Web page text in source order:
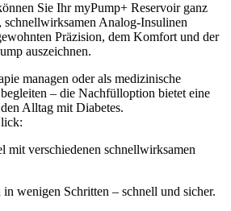
Sie Ihr myPump+ Reservoir ganz
Analog-Insulinen
Präzision, dem Komfort und der
auszeichnen.
managen oder als medizinische
– die Nachfülloption bietet eine
Alltag mit Diabetes.
mit verschiedenen schnellwirksamen
wenigen Schritten – schnell und sicher.